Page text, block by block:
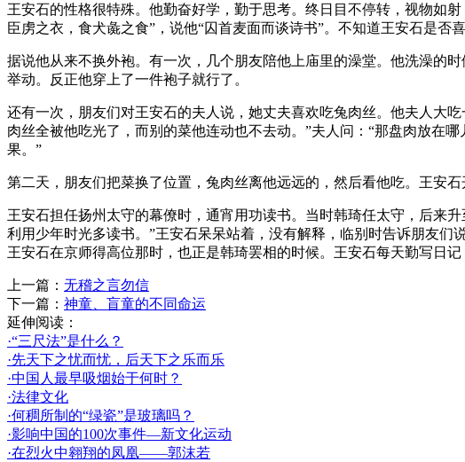
王安石的性格很特殊。他勤奋好学，勤于思考。终日目不停转，视物如
臣虏之衣，食犬彘之食”，说他“囚首麦面而谈诗书”。不知道王安石是否
据说他从来不换外袍。有一次，几个朋友陪他上庙里的澡堂。他洗澡的
举动。反正他穿上了一件袍子就行了。
还有一次，朋友们对王安石的夫人说，她丈夫喜欢吃兔肉丝。他夫人大
肉丝全被他吃光了，而别的菜他连动也不去动。”夫人问：“那盘肉放在
果。”
第二天，朋友们把菜换了位置，兔肉丝离他远远的，然后看他吃。王安
王安石担任扬州太守的幕僚时，通宵用功读书。当时韩琦任太守，后来
利用少年时光多读书。”王安石呆呆站着，没有解释，临别时告诉朋友们
王安石在京师得高位那时，也正是韩琦罢相的时候。王安石每天勤写日
上一篇： 无稽之言勿信
下一篇： 神童、盲童的不同命运
延伸阅读：
·“三尺法”是什么？
·先天下之忧而忧，后天下之乐而乐
·中国人最早吸烟始于何时？
·法律文化
·何稠所制的“绿瓷”是玻璃吗？
·影响中国的100次事件—新文化运动
·在烈火中翱翔的凤凰——郭沫若